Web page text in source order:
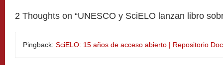
2 Thoughts on “UNESCO y SciELO lanzan libro
Pingback: SciELO: 15 años de acceso abierto | Repositorio